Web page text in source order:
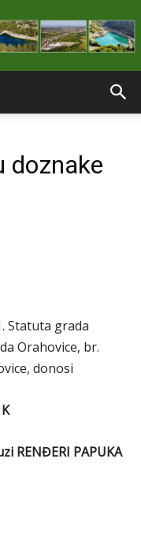
doznake
Statuta grada
Orahovice, br.
donosi
RENĐERI PAPUKA